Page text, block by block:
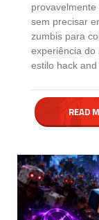
sem precisar
zumbis para
experiência do
estilo hack
READ